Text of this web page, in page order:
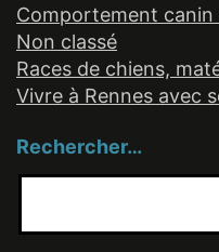
Comportement
Non classé
Races de chiens,
Vivre à Rennes avec
Rechercher…